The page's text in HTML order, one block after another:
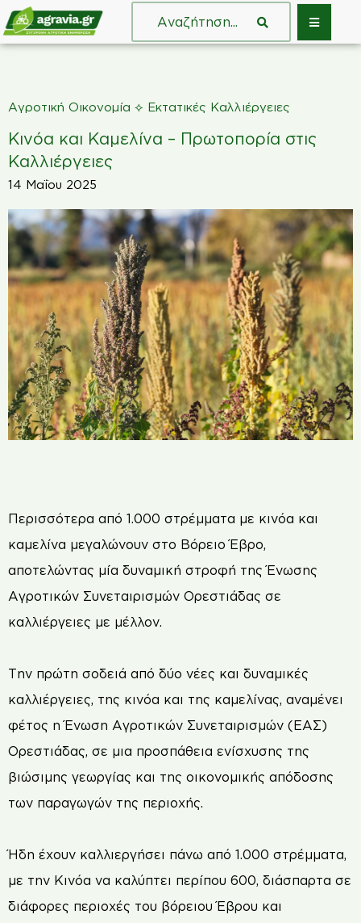
Αγροτική Οικονομία ⟡ Εκτατικές Καλλιέργειες
Κινόα και Καμελίνα – Πρωτοπορία στις
Καλλιέργειες
14 Μαΐου 2025
Περισσότερα από 1.000 στρέμματα με κινόα και
καμελίνα μεγαλώνουν στο Βόρειο Έβρο,
αποτελώντας μία δυναμική στροφή της Ένωσης
Αγροτικών Συνεταιρισμών Ορεστιάδας σε
καλλιέργειες με μέλλον.
Την πρώτη σοδειά από δύο νέες και δυναμικές
καλλιέργειες, της κινόα και της καμελίνας, αναμένει
φέτος η Ένωση Αγροτικών Συνεταιρισμών (ΕΑΣ)
Ορεστιάδας, σε μια προσπάθεια ενίσχυσης της
βιώσιμης γεωργίας και της οικονομικής απόδοσης
των παραγωγών της περιοχής.
Ήδη έχουν καλλιεργήσει πάνω από 1.000 στρέμματα,
με την Κινόα να καλύπτει περίπου 600, διάσπαρτα σε
διάφορες περιοχές του βόρειου Έβρου και